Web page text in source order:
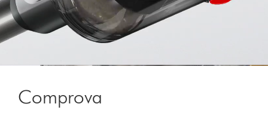
Comprova